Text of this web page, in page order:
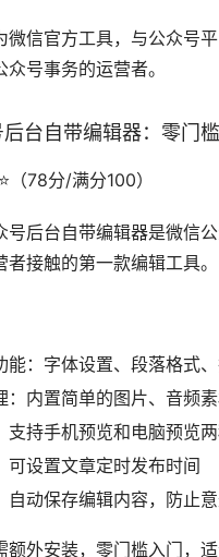
微信官方工具，与公众号
号事务的运营者。
台自带编辑器：零门
（78分/满分100）
号后台自带编辑器是微信
接触的第一款编辑工具。
能：字体设置、段落格式
：内置简单的图片、音频
支持手机预览和电脑预览
可设置文章定时发布时间
自动保存编辑内容，防止
额外安装，零门槛入门，